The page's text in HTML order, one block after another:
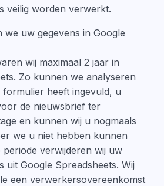
veilig worden verwerkt.
we uw gegevens in Google
wij maximaal 2 jaar in
Zo kunnen we analyseren
heeft ingevuld, u
de nieuwsbrief ter
en kunnen wij u nogmaals
we u niet hebben kunnen
periode verwijderen wij uw
uit Google Spreadsheets. Wij
een verwerkersovereenkomst